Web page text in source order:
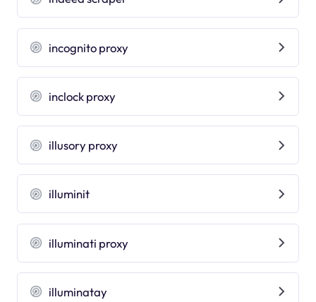
incognito proxy
inclock proxy
illusory proxy
illuminit
illuminati proxy
illuminatay